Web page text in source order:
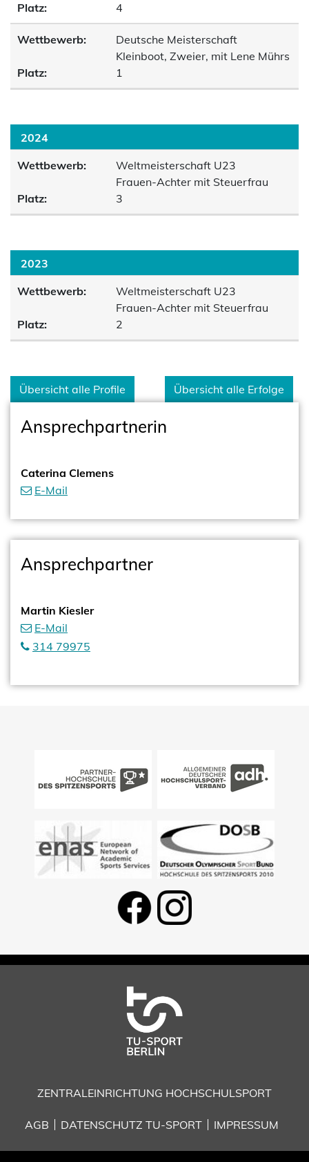
Platz:
4
Wettbewerb:
Deutsche Meisterschaft
Kleinboot, Zweier, mit Lene Mührs
Platz:
1
2024
Wettbewerb:
Weltmeisterschaft U23
Frauen-Achter mit Steuerfrau
Platz:
3
2023
Wettbewerb:
Weltmeisterschaft U23
Frauen-Achter mit Steuerfrau
Platz:
2
Übersicht alle Profile Übersicht alle Erfolge
Ansprechpartnerin
Caterina Clemens
E-Mail
Ansprechpartner
Martin Kiesler
E-Mail
314 79975
ZENTRALEINRICHTUNG HOCHSCHULSPORT
AGB DATENSCHUTZ TU-SPORT IMPRESSUM